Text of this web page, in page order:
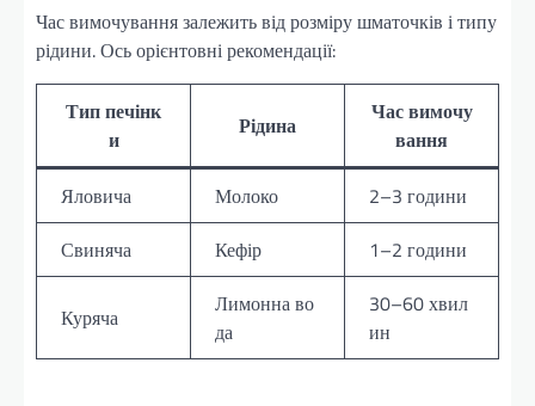
Час вимочування залежить від розміру шматочків і типу
рідини. Ось орієнтовні рекомендації:
Тип печінк
и
Рідина
Час вимочу
вання
Яловича
Молоко
2–3 години
Свиняча
Кефір 1–2 години
Куряча
Лимонна во
да
30–60 хвил
ин